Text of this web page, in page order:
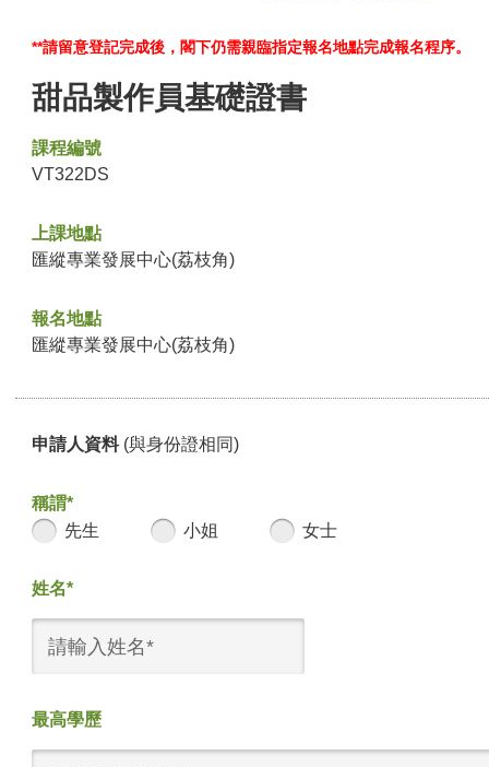
**請留意登記完成後，閣下仍需親臨指定報名地點完成報名程序。
甜品製作員基礎證書
課程編號
VT322DS
上課地點
匯縱專業發展中心(荔枝角)
報名地點
匯縱專業發展中心(荔枝角)
申請人資料 (與身份證相同)
稱謂*
先生
小姐 女士
姓名*
最高學歷